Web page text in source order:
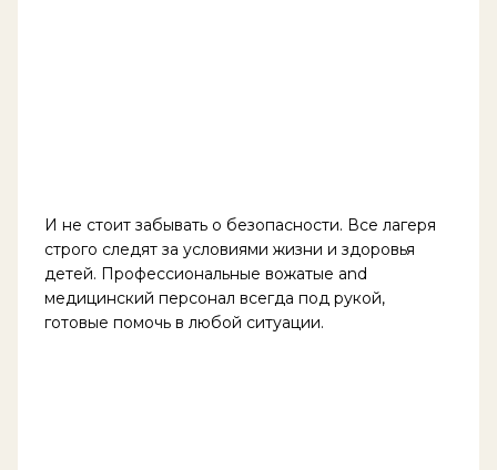
И не стоит забывать о безопасности. Все лагеря
строго следят за условиями жизни и здоровья
детей. Профессиональные вожатые and
медицинский персонал всегда под рукой,
готовые помочь в любой ситуации.